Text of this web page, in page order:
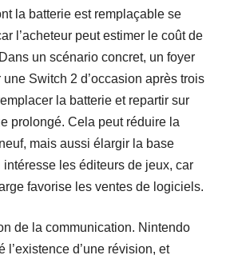
la batterie est remplaçable se
l’acheteur peut estimer le coût de
un scénario concret, un foyer
Switch 2 d’occasion après trois
la batterie et repartir sur
prolongé. Cela peut réduire la
mais aussi élargir la base
les éditeurs de jeux, car
favorise les ventes de logiciels.
de la communication. Nintendo
l’existence d’une révision, et